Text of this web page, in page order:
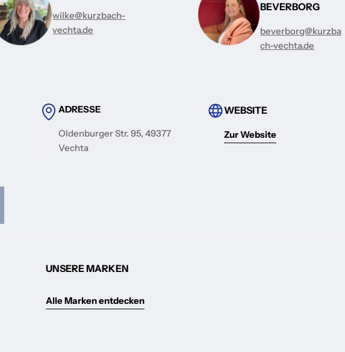
wilke@kurzbach-
vechta.de
BEVERBORG
beverborg@kurzba
ch-vechta.de
ADRESSE
Oldenburger Str. 95, 49377
Vechta
WEBSITE
Zur Website
UNSERE MARKEN
Alle Marken entdecken